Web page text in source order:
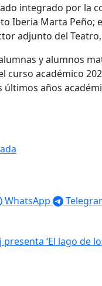
integrado por la
Iberia Marta Peño;
adjunto del Teatro,
y alumnos
curso académico
últimos años
WhatsApp
‘El lago de